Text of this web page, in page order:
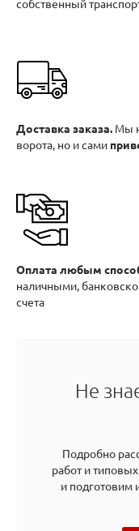
собственный
Доставка заказа. Мы
ворота, но и сами
Оплата любым
наличными,
счета
Не
Подробно
работ и
и подготовим